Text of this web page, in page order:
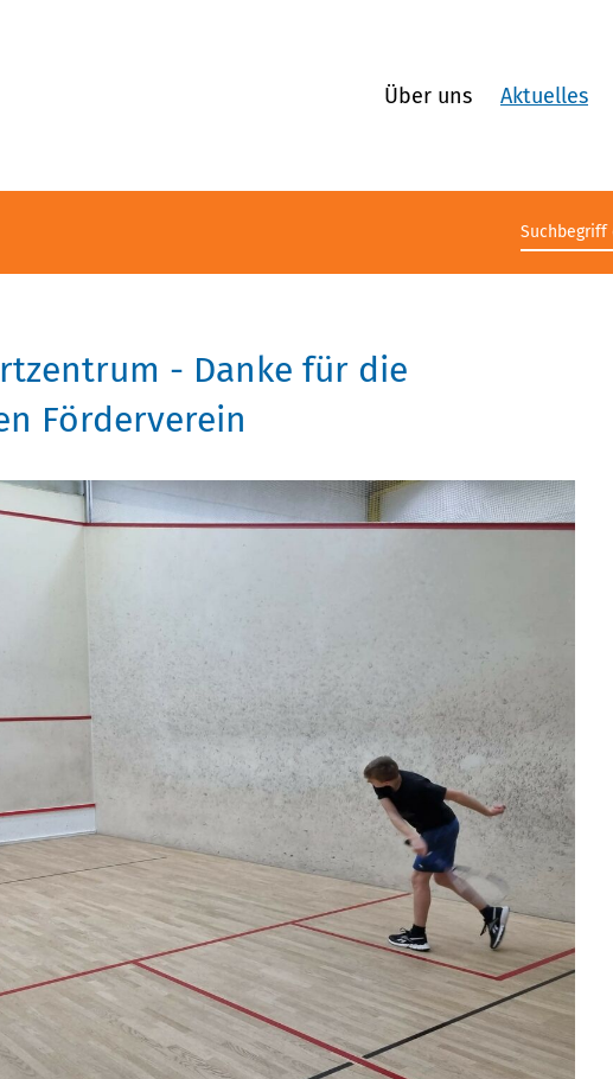
Über uns Aktuelles
- Danke für die
Förderverein